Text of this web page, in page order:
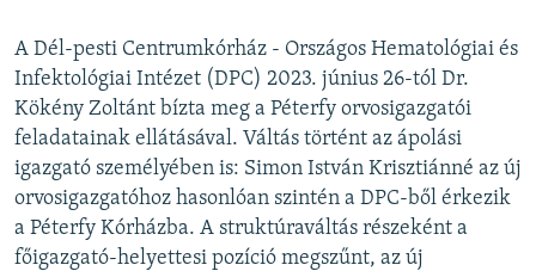
A Dél-pesti Centrumkórház - Országos Hematológiai és
Infektológiai Intézet (DPC) 2023. június 26-tól Dr.
Kökény Zoltánt bízta meg a Péterfy orvosigazgatói
feladatainak ellátásával. Váltás történt az ápolási
igazgató személyében is: Simon István Krisztiánné az új
orvosigazgatóhoz hasonlóan szintén a DPC-ből érkezik
a Péterfy Kórházba. A struktúraváltás részeként a
főigazgató-helyettesi pozíció megszűnt, az új